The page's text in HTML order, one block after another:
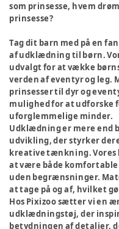
som prinsesse, hvem
prinsesse?
Tag dit barn med på en
af udklædning til børn.
udvalgt for at vække
verden af eventyr og leg.
prinsesser til dyr og
mulighed for at udforske
uforglemmelige minder.
Udklædning er mere end
udvikling, der styrker
kreative tænkning. Vores
at være både komfortable
uden begrænsninger.
at tage på og af, hvilket
Hos Pixizoo sætter vi en
udklædningstøj, der
betydningen af detaljer,